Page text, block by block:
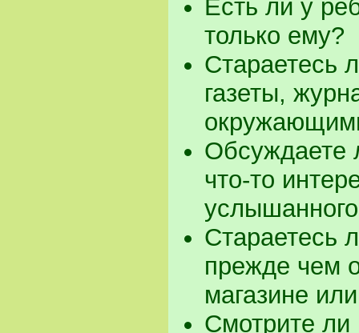
Есть ли у
только ему?
Стараетесь
газеты,
Обсуждаете
что-то
Стараетесь
прежде чем
магазине
Смотрите ли